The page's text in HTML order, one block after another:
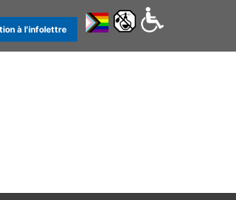
à l'infolettre